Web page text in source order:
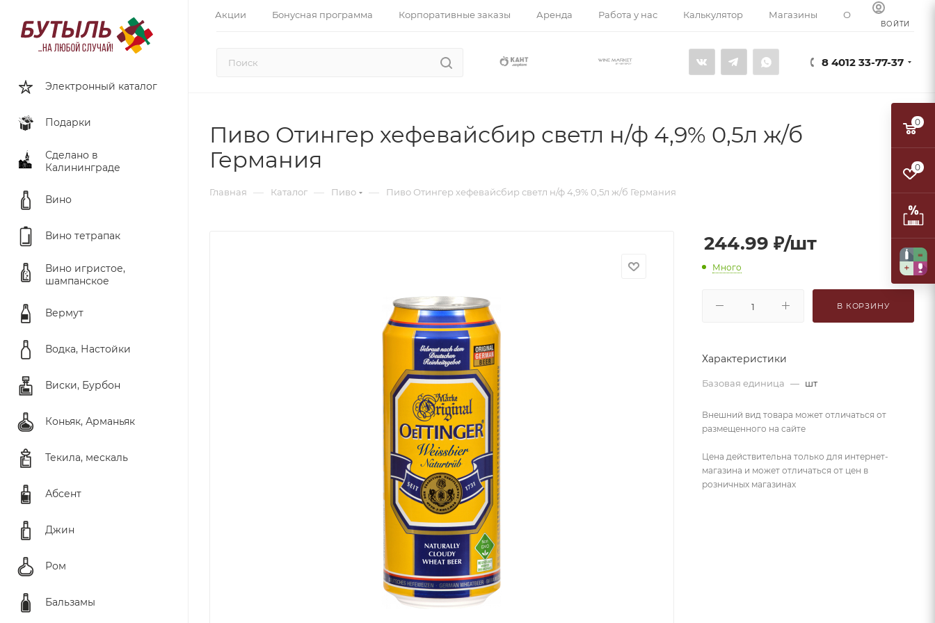
Акции Бонусная программа Корпоративные заказы Аренда Работа у нас Калькулятор Магазины О компании
ВОЙТИ
8 4012 33-77-37
Электронный каталог
Подарки
Сделано в
Калининграде
Вино
Вино тетрапак
Вино игристое,
шампанское
Вермут
Водка, Настойки
Виски, Бурбон
Коньяк, Арманьяк
Текила, мескаль
Абсент
Джин
Ром
Бальзамы
Пиво Отингер хефевайсбир светл н/ф 4,9% 0,5л ж/б
Германия
Главная — Каталог — Пиво — Пиво Отингер хефевайсбир светл н/ф 4,9% 0,5л ж/б Германия
244.99 ₽/шт
Много
В КОРЗИНУ
Характеристики
Базовая единица — шт
Внешний вид товара может отличаться от
размещенного на сайте
Цена действительна только для интернет-
магазина и может отличаться от цен в
розничных магазинах
0
0